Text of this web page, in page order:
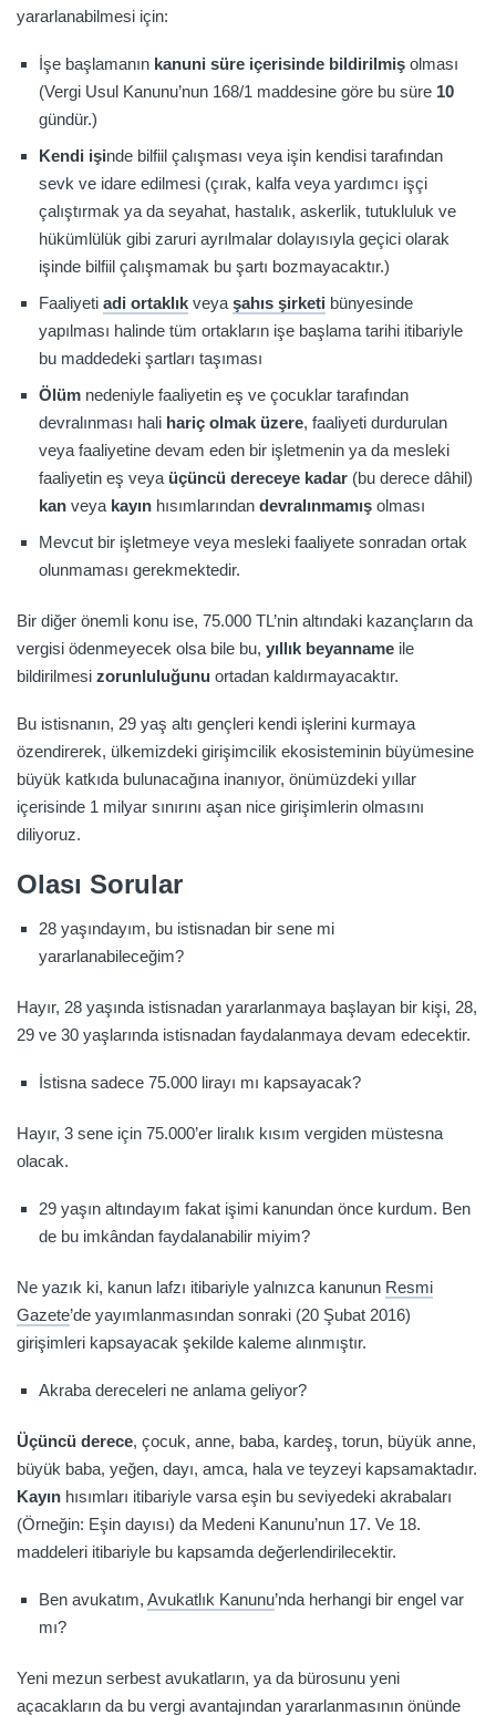
yararlanabilmesi için:
İşe başlamanın kanuni süre içerisinde bildirilmiş olması
(Vergi Usul Kanunu’nun 168/1 maddesine göre bu süre 10
gündür.)
Kendi işinde bilfiil çalışması veya işin kendisi tarafından
sevk ve idare edilmesi (çırak, kalfa veya yardımcı işçi
çalıştırmak ya da seyahat, hastalık, askerlik, tutukluluk ve
hükümlülük gibi zaruri ayrılmalar dolayısıyla geçici olarak
işinde bilfiil çalışmamak bu şartı bozmayacaktır.)
Faaliyeti adi ortaklık veya şahıs şirketi bünyesinde
yapılması halinde tüm ortakların işe başlama tarihi itibariyle
bu maddedeki şartları taşıması
Ölüm nedeniyle faaliyetin eş ve çocuklar tarafından
devralınması hali hariç olmak üzere, faaliyeti durdurulan
veya faaliyetine devam eden bir işletmenin ya da mesleki
faaliyetin eş veya üçüncü dereceye kadar (bu derece dâhil)
kan veya kayın hısımlarından devralınmamış olması
Mevcut bir işletmeye veya mesleki faaliyete sonradan ortak
olunmaması gerekmektedir.
Bir diğer önemli konu ise, 75.000 TL’nin altındaki kazançların da
vergisi ödenmeyecek olsa bile bu, yıllık beyanname ile
bildirilmesi zorunluluğunu ortadan kaldırmayacaktır.
Bu istisnanın, 29 yaş altı gençleri kendi işlerini kurmaya
özendirerek, ülkemizdeki girişimcilik ekosisteminin büyümesine
büyük katkıda bulunacağına inanıyor, önümüzdeki yıllar
içerisinde 1 milyar sınırını aşan nice girişimlerin olmasını
diliyoruz.
Olası Sorular
28 yaşındayım, bu istisnadan bir sene mi
yararlanabileceğim?
Hayır, 28 yaşında istisnadan yararlanmaya başlayan bir kişi, 28,
29 ve 30 yaşlarında istisnadan faydalanmaya devam edecektir.
İstisna sadece 75.000 lirayı mı kapsayacak?
Hayır, 3 sene için 75.000’er liralık kısım vergiden müstesna
olacak.
29 yaşın altındayım fakat işimi kanundan önce kurdum. Ben
de bu imkândan faydalanabilir miyim?
Ne yazık ki, kanun lafzı itibariyle yalnızca kanunun Resmi
Gazete’de yayımlanmasından sonraki (20 Şubat 2016)
girişimleri kapsayacak şekilde kaleme alınmıştır.
Akraba dereceleri ne anlama geliyor?
Üçüncü derece, çocuk, anne, baba, kardeş, torun, büyük anne,
büyük baba, yeğen, dayı, amca, hala ve teyzeyi kapsamaktadır.
Kayın hısımları itibariyle varsa eşin bu seviyedeki akrabaları
(Örneğin: Eşin dayısı) da Medeni Kanunu’nun 17. Ve 18.
maddeleri itibariyle bu kapsamda değerlendirilecektir.
Ben avukatım, Avukatlık Kanunu’nda herhangi bir engel var
mı?
Yeni mezun serbest avukatların, ya da bürosunu yeni
açacakların da bu vergi avantajından yararlanmasının önünde